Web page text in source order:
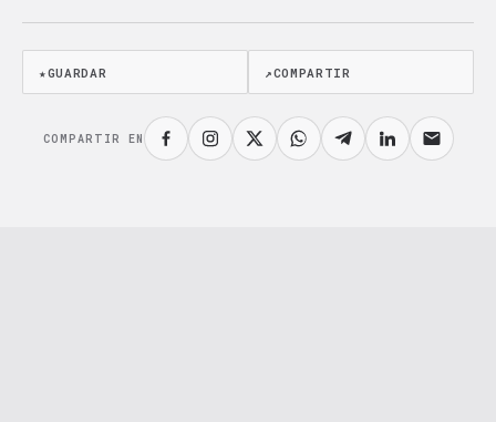
★GUARDAR ↗COMPARTIR
COMPARTIR EN